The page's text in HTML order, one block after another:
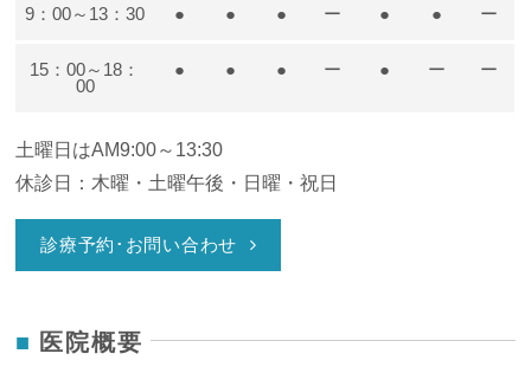
9：00～13：30 ● ● ● ー ● ● ー
15：00～18：
00
● ● ● ー ● ー ー
土曜日はAM9:00～13:30
休診日：木曜・土曜午後・日曜・祝日
診療予約･お問い合わせ
医院概要